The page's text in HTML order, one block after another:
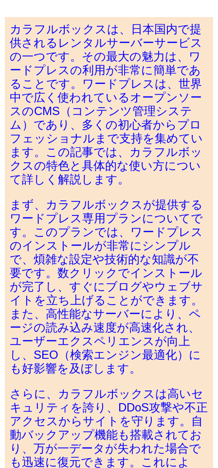
カラフルボックスは、日本国内で提
供されるレンタルサーバーサービス
の一つです。その最大の魅力は、ワ
ードプレスの利用が非常に簡単であ
ることです。ワードプレスは、世界
中で広く使われているオープンソー
スのCMS（コンテンツ管理システ
ム）であり、多くの初心者からプロ
フェッショナルまで支持を集めてい
ます。この記事では、カラフルボッ
クスの特色と具体的な使い方につい
て詳しく解説します。
まず、カラフルボックスが提供する
ワードプレス専用プランについてで
す。このプランでは、ワードプレス
のインストールが非常にシンプル
で、煩雑な設定や技術的な知識が不
要です。数クリックでインストール
が完了し、すぐにブログやウェブサ
イトを立ち上げることができます。
また、高性能なサーバーにより、ペ
ージの読み込み速度が高速化され、
ユーザーエクスペリエンスが向上
し、SEO（検索エンジン最適化）に
も好影響を及ぼします。
さらに、カラフルボックスは高いセ
キュリティを誇り、DDoS攻撃や不正
アクセスからサイトを守ります。自
動バックアップ機能も搭載されてお
り、万が一データが失われた場合で
も迅速に復元できます。これによ